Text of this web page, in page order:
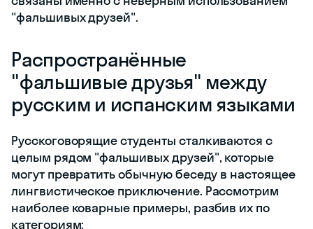
"фальшивых друзей".
Распространённые
"фальшивые друзья" между
русским и испанским языками
Русскоговорящие студенты сталкиваются с
целым рядом "фальшивых друзей", которые
могут превратить обычную беседу в настоящее
лингвистическое приключение. Рассмотрим
наиболее коварные примеры, разбив их по
категориям: